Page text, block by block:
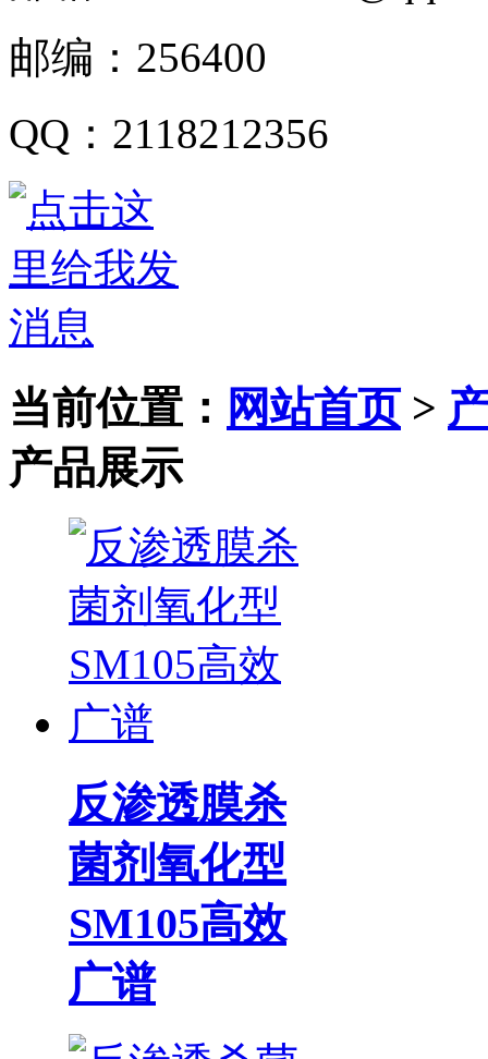
邮编： 256400
QQ ： 2118212356
当前位置： 网站首页>
产品展示
反渗透膜杀
菌剂氧化型
SM105高效
广谱